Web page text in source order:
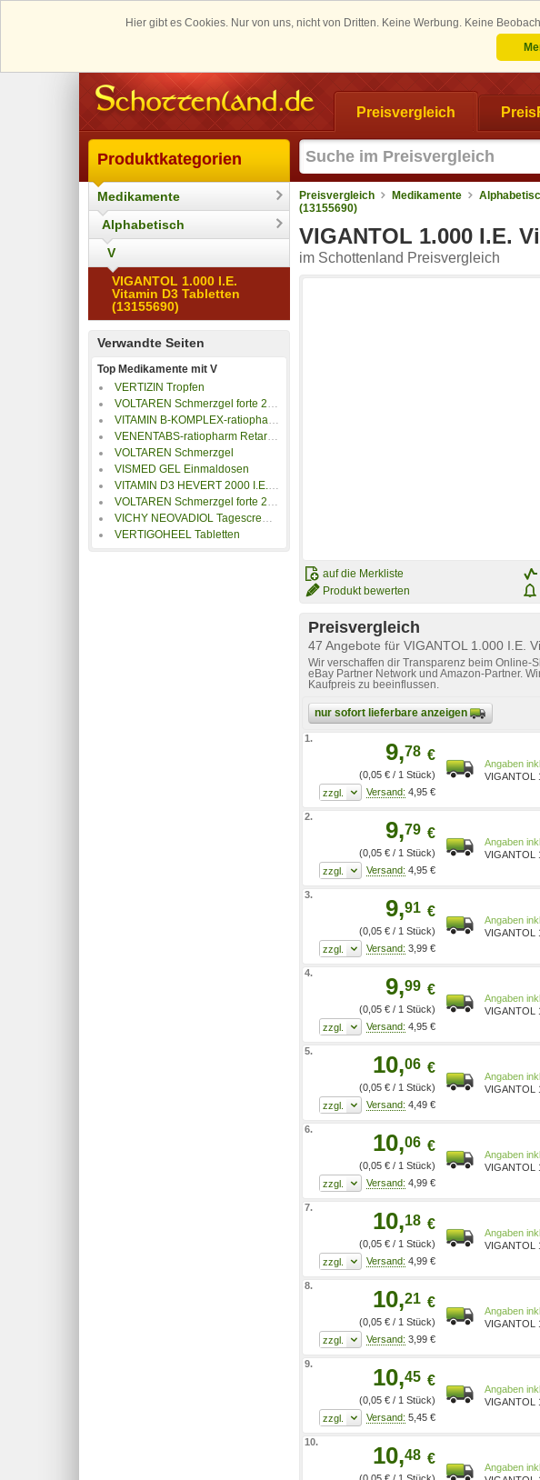
Hier gibt es Cookies. Nur von uns, nicht von Dritten. Keine Werbung. Keine
Preisvergleich
Produktkategorien
Medikamente
Alphabetisch
V
VIGANTOL 1.000 I.E.
Vitamin D3 Tabletten
(13155690)
Verwandte Seiten
Top Medikamente mit V
VERTIZIN Tropfen
VOLTAREN Schmerzgel forte 23,2 mg/g
VITAMIN B-KOMPLEX-ratiopharm Kapseln
VENENTABS-ratiopharm Retardtabletten
VOLTAREN Schmerzgel
VISMED GEL Einmaldosen
VITAMIN D3 HEVERT 2000 I.E. Tabletten
VOLTAREN Schmerzgel forte 23,2 mg/g
VICHY NEOVADIOL Tagescreme in den Wechseljahren NH
VERTIGOHEEL Tabletten
Preisvergleich Medikamente
(13155690)
VIGANTOL 1.000 I.E.
im Schottenland Preisvergleich
auf die Merkliste
Produkt bewerten
Preisvergleich
47 Angebote für VIGANTOL 1.000 I.E.
Wir verschaffen dir Transparenz beim Online-
eBay Partner Network und Amazon-Partner.
Kaufpreis zu beeinflussen.
nur sofort lieferbare anzeigen
1. 9,78 €
(0,05 € / 1 Stück)
4,95 €
VIGANTOL
2. 9,79 €
(0,05 € / 1 Stück)
4,95 €
VIGANTOL
3. 9,91 €
(0,05 € / 1 Stück)
3,99 €
VIGANTOL
4. 9,99 €
(0,05 € / 1 Stück)
4,95 €
VIGANTOL
5. 10,06 €
(0,05 € / 1 Stück)
4,49 €
VIGANTOL
6. 10,06 €
(0,05 € / 1 Stück)
4,99 €
VIGANTOL
7. 10,18 €
(0,05 € / 1 Stück)
4,99 €
VIGANTOL
8. 10,21 €
(0,05 € / 1 Stück)
3,99 €
VIGANTOL
9. 10,45 €
(0,05 € / 1 Stück)
5,45 €
VIGANTOL
10. 10,48 €